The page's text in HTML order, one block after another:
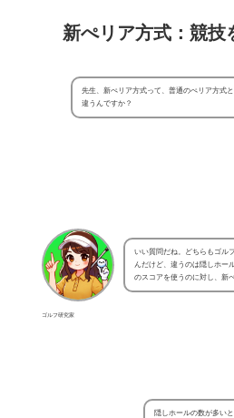
新ぺリア方式：競技
先生、新ぺリア方式って、普通のぺリア方式
違うんですか？
ゴルフ研究家
いい質問だね。どちらもゴル
んだけど、違うのは隠しホー
のスコアを使うのに対し、新
隠しホールの数が多い